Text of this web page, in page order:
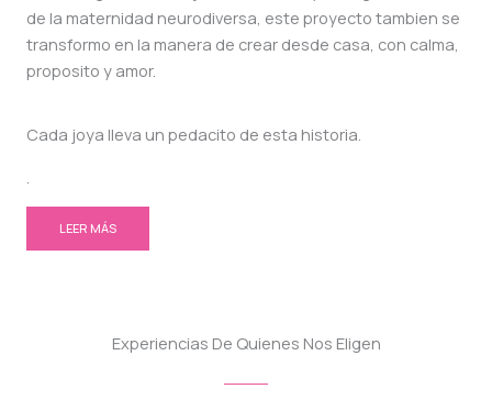
de la maternidad neurodiversa, este proyecto tambien se
transformo en la manera de crear desde casa, con calma,
proposito y amor.
Cada joya lleva un pedacito de esta historia.
.
LEER MÁS
Experiencias De Quienes Nos Eligen